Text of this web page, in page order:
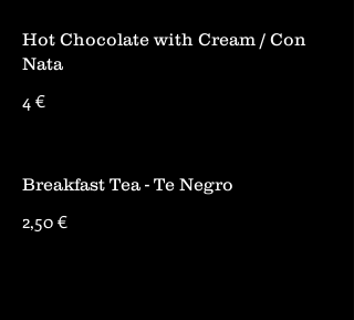
Hot Chocolate with Cream / Con
Nata
4 €
Breakfast Tea - Te Negro
2,50 €